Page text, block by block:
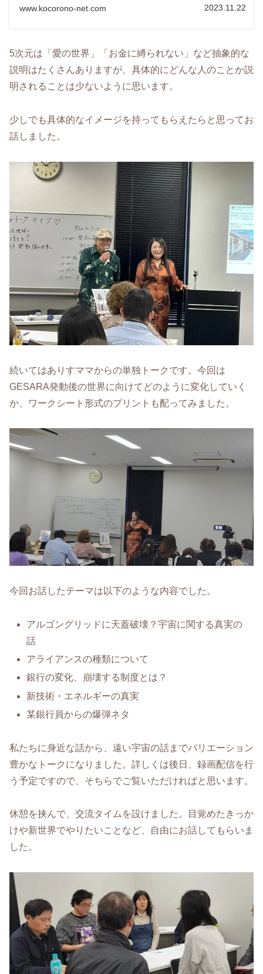
www.kocorono-net.com 2023.11.22
5次元は「愛の世界」「お金に縛られない」など抽象的な
説明はたくさんありますが、具体的にどんな人のことか説
明されることは少ないように思います。
少しでも具体的なイメージを持ってもらえたらと思ってお
話しました。
続いてはありすママからの単独トークです。今回は
GESARA発動後の世界に向けてどのように変化していく
か、ワークシート形式のプリントも配ってみました。
今回お話したテーマは以下のような内容でした。
アルゴングリッドに天蓋破壊？宇宙に関する真実の
話
アライアンスの種類について
銀行の変化、崩壊する制度とは？
新技術・エネルギーの真実
某銀行員からの爆弾ネタ
私たちに身近な話から、遠い宇宙の話までバリエーション
豊かなトークになりました。詳しくは後日、録画配信を行
う予定ですので、そちらでご覧いただければと思います。
休憩を挟んで、交流タイムを設けました。目覚めたきっか
けや新世界でやりたいことなど、自由にお話してもらいま
した。